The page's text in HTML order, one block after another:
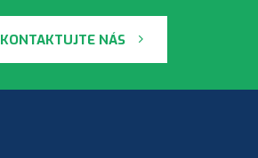
KONTAKTUJTE NÁS